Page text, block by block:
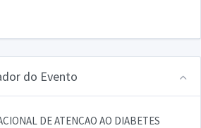
do Evento
DE ATENCAO AO DIABETES